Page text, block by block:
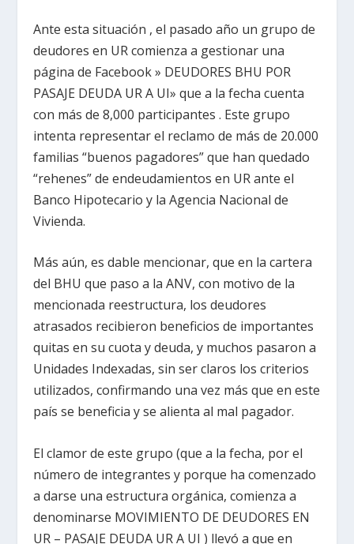
Ante esta situación , el pasado año un grupo de
deudores en UR comienza a gestionar una
página de Facebook » DEUDORES BHU POR
PASAJE DEUDA UR A UI» que a la fecha cuenta
con más de 8,000 participantes . Este grupo
intenta representar el reclamo de más de 20.000
familias “buenos pagadores” que han quedado
“rehenes” de endeudamientos en UR ante el
Banco Hipotecario y la Agencia Nacional de
Vivienda.
Más aún, es dable mencionar, que en la cartera
del BHU que paso a la ANV, con motivo de la
mencionada reestructura, los deudores
atrasados recibieron beneficios de importantes
quitas en su cuota y deuda, y muchos pasaron a
Unidades Indexadas, sin ser claros los criterios
utilizados, confirmando una vez más que en este
país se beneficia y se alienta al mal pagador.
El clamor de este grupo (que a la fecha, por el
número de integrantes y porque ha comenzado
a darse una estructura orgánica, comienza a
denominarse MOVIMIENTO DE DEUDORES EN
UR – PASAJE DEUDA UR A UI ) llevó a que en